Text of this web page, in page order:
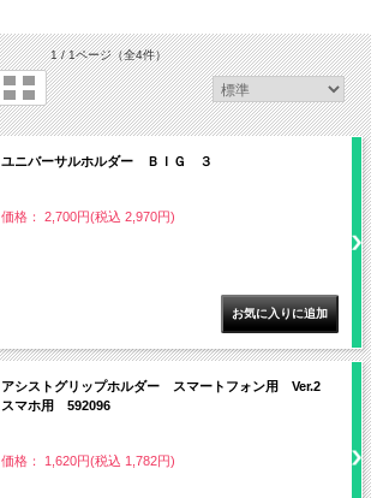
1 / 1ページ（全4件）
ユニバーサルホルダー ＢＩＧ ３
価格： 2,700円(税込 2,970円)
アシストグリップホルダー スマートフォン用 Ver.2
スマホ用 592096
価格： 1,620円(税込 1,782円)